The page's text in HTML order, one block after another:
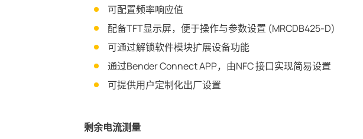
可配置频率响应值
配备TFT显示屏，便于操作与参数设置 (MRCDB425-D)
可通过解锁软件模块扩展设备功能
通过Bender Connect APP，由NFC 接口实现简易设置
可提供用户定制化出厂设置
剩余电流测量